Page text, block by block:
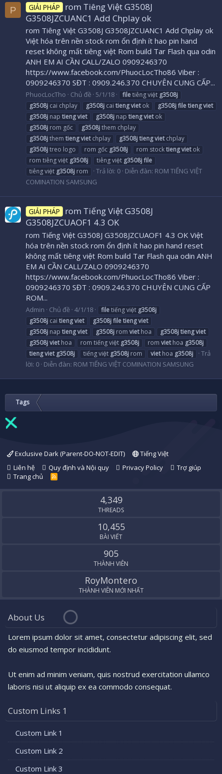
P GIẢI PHÁP
rom Tiêng Việt G3508J
G3508JZCUANC1 Add Chplay ok
rom Tiêng Việt G3508J G3508JZCUANC1 Add Chplay ok
Việt hóa trên nền stock rom ổn định ít hao pin hand
reset không mất tiêng việt Rom build Tar Flash qua odin
ANH EM AI CẦN CALL/ZALO 0909246370
https://www.facebook.com/PhuocLocTho86 Viber :
0909246370 SĐT : 0909.246.370 CHUYÊN CUNG CẤP...
PhuocLocTho Chủ đề 5/1/18 filetiêng việt g3508j
g3508j cai chplay g3508j cai tiengvietok g3508jfiletiengviet
g3508j nap tiengviet g3508j nap tiengvietok
g3508j rom gốc g3508jthem chplay
g3508jthem tiengvietchplay g3508jtiengvietchplay
g3508jtreo logo rom gốc g3508j rom stocktiengvietok
rom tiêng việt g3508j tiêng việt g3508jfile
tiêng việt g3508j rom Trả lời: 0 Diễn đàn: ROM TIẾNG VIỆT
COMINATION SAMSUNG
GIẢI PHÁP
rom Tiếng Việt G3508J
G3508JZCUAOF1 4.3 OK
rom Tiếng Việt G3508J G3508JZCUAOF1 4.3 OK Việt
hóa trên nền stock rom ổn định ít hao pin hand reset
không mất tiêng việt Rom build Tar Flash qua odin ANH
EM AI CẦN CALL/ZALO 0909246370
https://www.facebook.com/PhuocLocTho86 Viber :
0909246370 SĐT : 0909.246.370 CHUYÊN CUNG CẤP
ROM...
Admin Chủ đề 4/1/18 filetiếng việt g3508j
g3508j cai tiengviet g3508jfiletiengviet
g3508j nap tiengviet g3508j rom viethoa g3508jtiengviet
g3508jviethoa rom tiếng việt g3508j rom viethoa g3508j
tiengviet g3508j tiếng việt g3508j rom viethoa g3508j
Trả
lời: 0 Diễn đàn: ROM TIẾNG VIỆT COMINATION SAMSUNG
Tags
Exclusive Dark (Parent-DO-NOT-EDIT)
Tiếng Việt
Liên hệ
Quy định và Nội quy Privacy Policy
Trợ giúp
Trang chủ
R
S
4,349
THREADS
10,455
BÀI VIẾT
905
THÀNH VIÊN
RoyMontero
THÀNH VIÊN MỚI NHẤT
About Us
Lorem ipsum dolor sit amet, consectetur adipiscing elit, sed
do eiusmod tempor incididunt.
Ut enim ad minim veniam, quis nostrud exercitation ullamco
laboris nisi ut aliquip ex ea commodo consequat.
Custom Links 1
Custom Link 1
Custom Link 2
Custom Link 3